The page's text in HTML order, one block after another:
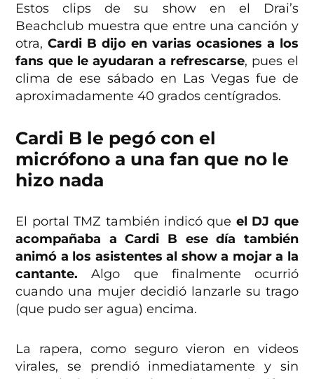
Estos clips de su show en el Drai’s
Beachclub muestra que entre una canción y
otra,Cardi B dijo en varias ocasiones a los
fans que le ayudaran a refrescarse, pues el
clima de ese sábado en Las Vegas fue de
aproximadamente 40 grados centígrados.
Cardi B le pegó con el
micrófono a una fan que no le
hizo nada
El portal TMZ también indicó que el DJ que
acompañaba a Cardi B ese día también
animó a los asistentes al show a mojar a la
cantante. Algo que finalmente ocurrió
cuando una mujer decidió lanzarle su trago
(que pudo ser agua) encima.
La rapera, como seguro vieron en videos
virales, se prendió inmediatamente y sin